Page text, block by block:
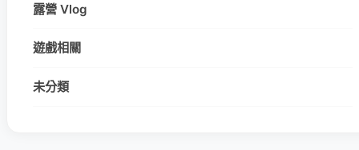
露營 Vlog
遊戲相關
未分類